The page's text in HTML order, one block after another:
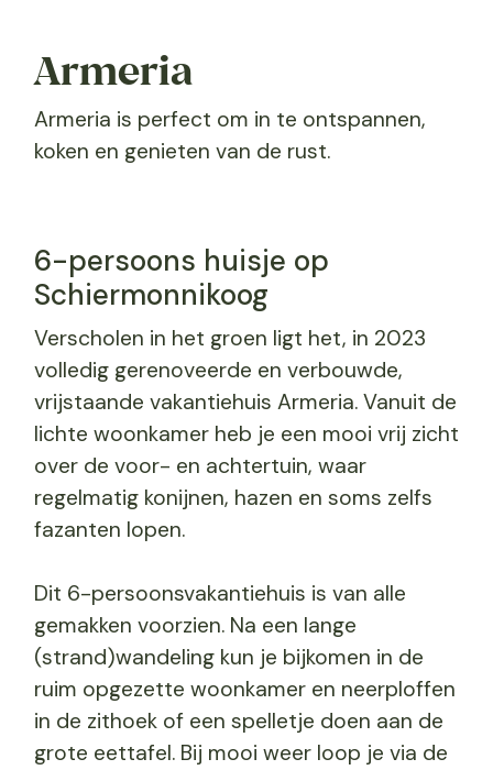
Armeria
Armeria is perfect om in te ontspannen,
koken en genieten van de rust.
6-persoons huisje op
Schiermonnikoog
Verscholen in het groen ligt het, in 2023
volledig gerenoveerde en verbouwde,
vrijstaande vakantiehuis Armeria. Vanuit de
lichte woonkamer heb je een mooi vrij zicht
over de voor- en achtertuin, waar
regelmatig konijnen, hazen en soms zelfs
fazanten lopen.
Dit 6-persoonsvakantiehuis is van alle
gemakken voorzien. Na een lange
(strand)wandeling kun je bijkomen in de
ruim opgezette woonkamer en neerploffen
in de zithoek of een spelletje doen aan de
grote eettafel. Bij mooi weer loop je via de